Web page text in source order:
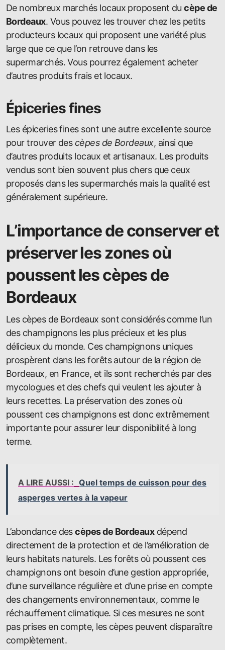
De nombreux marchés locaux proposent ducèpe de
Bordeaux. Vous pouvez les trouver chez les petits
producteurs locaux qui proposent une variété plus
large que ce que l’on retrouve dans les
supermarchés. Vous pourrez également acheter
d’autres produits frais et locaux.
Épiceries fines
Les épiceries fines sont une autre excellente source
pour trouver descèpes de Bordeaux, ainsi que
d’autres produits locaux et artisanaux. Les produits
vendus sont bien souvent plus chers que ceux
proposés dans les supermarchés mais la qualité est
généralement supérieure.
L’importance de conserver et
préserver les zones où
poussent les cèpes de
Bordeaux
Les cèpes de Bordeaux sont considérés comme l’un
des champignons les plus précieux et les plus
délicieux du monde. Ces champignons uniques
prospèrent dans les forêts autour de la région de
Bordeaux, en France, et ils sont recherchés par des
mycologues et des chefs qui veulent les ajouter à
leurs recettes. La préservation des zones où
poussent ces champignons est donc extrêmement
importante pour assurer leur disponibilité à long
terme.
A LIRE AUSSI : Quel temps de cuisson pour des
asperges vertes à la vapeur
L’abondance descèpes de Bordeauxdépend
directement de la protection et de l’amélioration de
leurs habitats naturels. Les forêts où poussent ces
champignons ont besoin d’une gestion appropriée,
d’une surveillance régulière et d’une prise en compte
des changements environnementaux, comme le
réchauffement climatique. Si ces mesures ne sont
pas prises en compte, les cèpes peuvent disparaître
complètement.